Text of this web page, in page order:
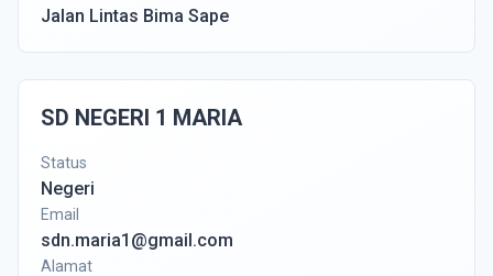
Jalan Lintas Bima Sape
SD NEGERI 1 MARIA
Status
Negeri
Email
sdn.maria1@gmail.com
Alamat